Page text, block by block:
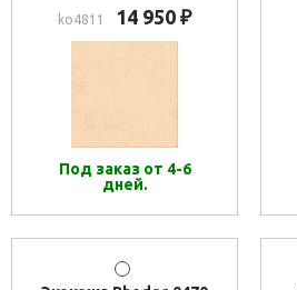
ko4811 14 950 ₽
Под заказ от 4-6
дней.